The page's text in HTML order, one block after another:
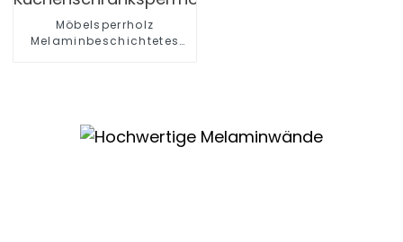
Möbelsperrholz
Melaminbeschichtetes